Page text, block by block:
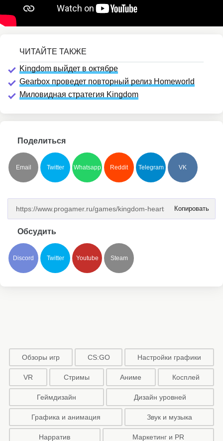
Kingdom выйдет в октябре
Gearbox проведет повторный релиз Homeworld
Миловидная стратегия Kingdom
Поделиться
Email Twitter Whatsapp Reddit Telegram VK
Копировать
Обсудить
Discord Twitter Youtube Steam
Обзоры игр CS:GO Настройки графики
VR Стримы Аниме Косплей
Геймдизайн Дизайн уровней
Графика и анимация Звук и музыка
Нарратив Маркетинг и PR